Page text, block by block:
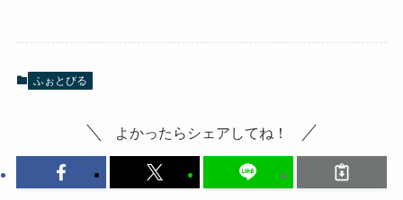
ふぉとびる
よかったらシェアしてね！